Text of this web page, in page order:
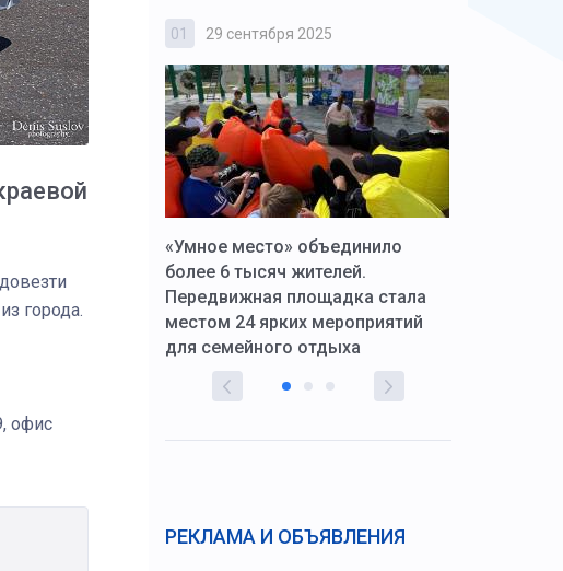
города.
офис
детскую
01 29 сентября 2025
«Умное место» объединило
более 6 тысяч жителей.
Передвижная площадка стала
местом 24 ярких мероприятий
для семейного отдыха
РЕКЛАМА И ОБЪЯВЛЕНИЯ